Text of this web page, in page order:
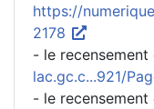
https://
2178
- le recensement
lac.gc.c...921/
- le recensement